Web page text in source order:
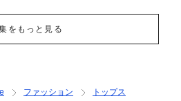
をもっと見る
ファッション
トップス